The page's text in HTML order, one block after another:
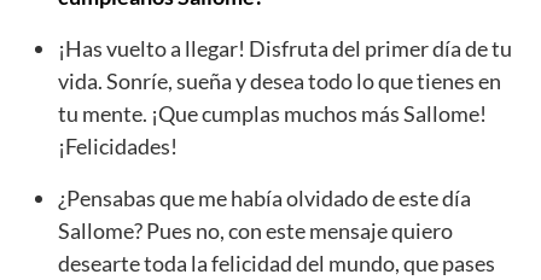
¡Has vuelto a llegar! Disfruta del primer día de tu
vida. Sonríe, sueña y desea todo lo que tienes en
tu mente. ¡Que cumplas muchos más Sallome!
¡Felicidades!
¿Pensabas que me había olvidado de este día
Sallome? Pues no, con este mensaje quiero
desearte toda la felicidad del mundo, que pases